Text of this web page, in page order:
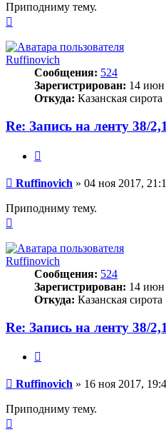
Приподниму тему.
началу
Ruffinovich
Сообщения: 524
Зарегистрирован: 14 июн
Откуда: Казанская сирота
Re: Запись на ленту 38/
Сообщение
Ruffinovich » 04 ноя 2017,
Приподниму тему.
началу
Ruffinovich
Сообщения: 524
Зарегистрирован: 14 июн
Откуда: Казанская сирота
Re: Запись на ленту 38/
Сообщение
Ruffinovich » 16 ноя 2017,
Приподниму тему.